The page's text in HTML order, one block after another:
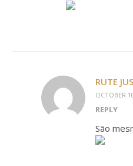
RUTE
OCTOBER
REPLY
São